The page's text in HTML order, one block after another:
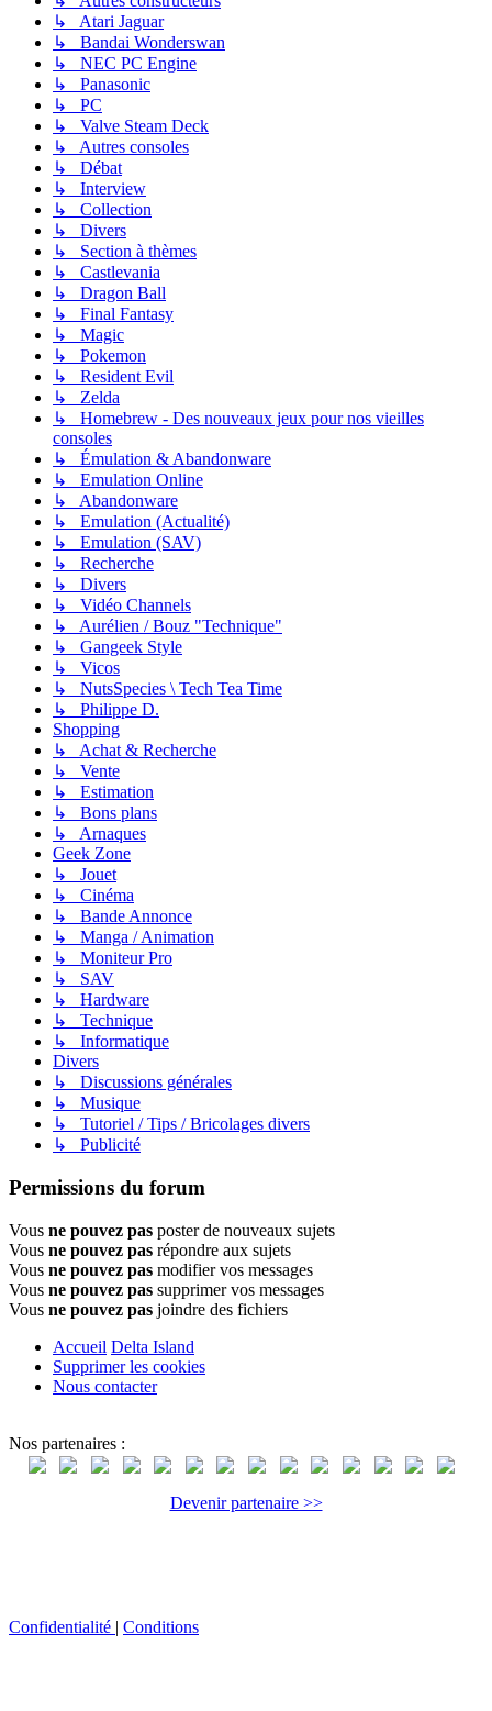
↳ Atari Jaguar
↳ Bandai Wonderswan
↳ NEC PC Engine
↳ Panasonic
↳ PC
↳ Valve Steam Deck
↳ Autres consoles
↳ Débat
↳ Interview
↳ Collection
↳ Divers
↳ Section à thèmes
↳ Castlevania
↳ Dragon Ball
↳ Final Fantasy
↳ Magic
↳ Pokemon
↳ Resident Evil
↳ Zelda
↳ Homebrew - Des nouveaux jeux pour nos vieilles
consoles
↳ Émulation & Abandonware
↳ Emulation Online
↳ Abandonware
↳ Emulation (Actualité)
↳ Emulation (SAV)
↳ Recherche
↳ Divers
↳ Vidéo Channels
↳ Aurélien / Bouz "Technique"
↳ Gangeek Style
↳ Vicos
↳ NutsSpecies \ Tech Tea Time
↳ Philippe D.
Shopping
↳ Achat & Recherche
↳ Vente
↳ Estimation
↳ Bons plans
↳ Arnaques
Geek Zone
↳ Jouet
↳ Cinéma
↳ Bande Annonce
↳ Manga / Animation
↳ Moniteur Pro
↳ SAV
↳ Hardware
↳ Technique
↳ Informatique
Divers
↳ Discussions générales
↳ Musique
↳ Tutoriel / Tips / Bricolages divers
↳ Publicité
Permissions du forum
Vous ne pouvez pas poster de nouveaux sujets
Vous ne pouvez pas répondre aux sujets
Vous ne pouvez pas modifier vos messages
Vous ne pouvez pas supprimer vos messages
Vous ne pouvez pas joindre des fichiers
Accueil Delta Island
Supprimer les cookies
Nous contacter
Nos partenaires :
Devenir partenaire >>
Confidentialité Conditions